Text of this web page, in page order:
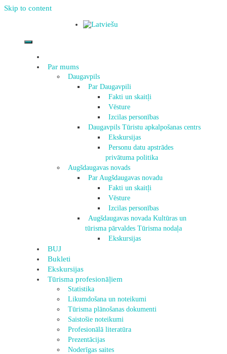
Skip to content
Par mums
Daugavpils
Par Daugavpili
Fakti un skaitļi
Vēsture
Izcilas personības
Daugavpils Tūristu apkalpošanas centrs
Ekskursijas
Personu datu apstrādes
privātuma politika
Augšdaugavas novads
Par Augšdaugavas novadu
Fakti un skaitļi
Vēsture
Izcilas personības
Augšdaugavas novada Kultūras un
tūrisma pārvaldes Tūrisma nodaļa
Ekskursijas
BUJ
Bukleti
Ekskursijas
Tūrisma profesionāļiem
Statistika
Likumdošana un noteikumi
Tūrisma plānošanas dokumenti
Saistošie noteikumi
Profesionālā literatūra
Prezentācijas
Noderīgas saites